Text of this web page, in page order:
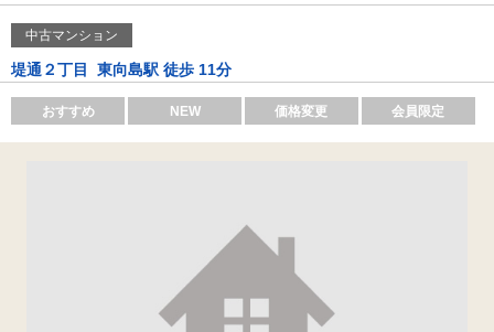
中古マンション
堤通２丁目 東向島駅 徒歩 11分
おすすめ NEW 価格変更 会員限定